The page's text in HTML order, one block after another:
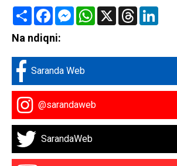
Share FacebookMessenger
WhatsApp
X Threads
Na ndiqni:
Saranda Web
@sarandaweb
SarandaWeb